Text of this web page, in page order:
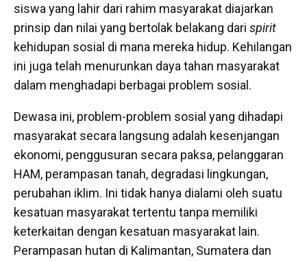
siswa yang lahir dari rahim masyarakat diajarkan
prinsip dan nilai yang bertolak belakang dari spirit
kehidupan sosial di mana mereka hidup. Kehilangan
ini juga telah menurunkan daya tahan masyarakat
dalam menghadapi berbagai problem sosial.
Dewasa ini, problem-problem sosial yang dihadapi
masyarakat secara langsung adalah kesenjangan
ekonomi, penggusuran secara paksa, pelanggaran
HAM, perampasan tanah, degradasi lingkungan,
perubahan iklim. Ini tidak hanya dialami oleh suatu
kesatuan masyarakat tertentu tanpa memiliki
keterkaitan dengan kesatuan masyarakat lain.
Perampasan hutan di Kalimantan, Sumatera dan